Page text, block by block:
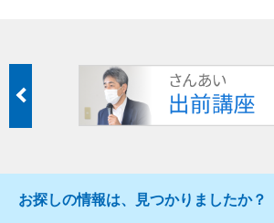
お探しの情報は、見つかりましたか？